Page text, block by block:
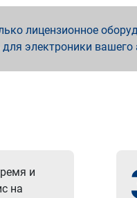
лицензионное
для электроники вашего
и
на